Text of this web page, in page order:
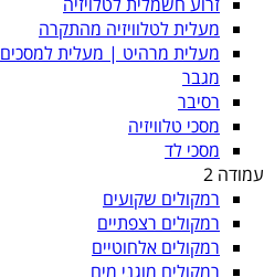
מעלית לטלוויזיה מהתקרה
מעלית מרהיט | מעלית למסכים
מגבר
רסיבר
מסכי טלוויזיה
מסכי לד
עמודה 2
רמקולים שקועים
רמקולים רצפתיים
רמקולים אלחוטיים
רמקולים מוגני מים